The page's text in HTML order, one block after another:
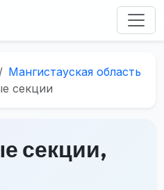
Мангистауская область
секции
секции,